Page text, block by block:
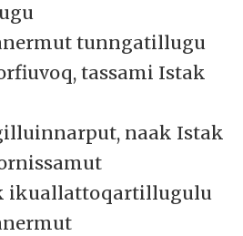
tunngatillugu
tassami Istak
naak Istak
ikuallattoqartillugulu